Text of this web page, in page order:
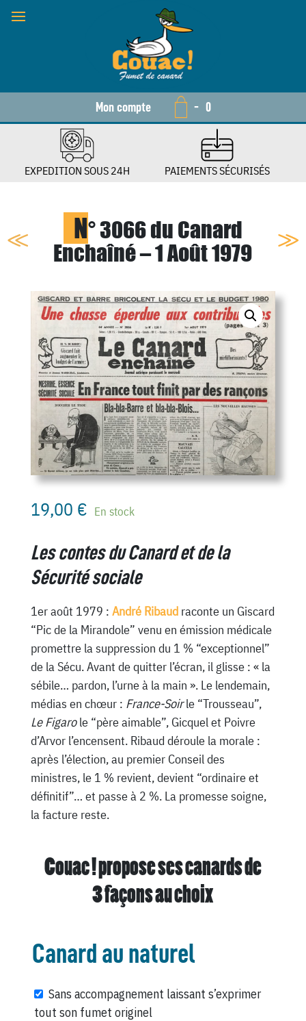
Mon compte - 0
EXPEDITION SOUS 24H PAIEMENTS SÉCURISÉS
N° 3066 du Canard
Enchaîné – 1 Août 1979
19,00 € En stock
Les contes du Canard et de la
Sécurité sociale
1er août 1979 : André Ribaudraconte un Giscard
“Pic de la Mirandole” venu en émission médicale
promettre la suppression du 1 % “exceptionnel”
de la Sécu. Avant de quitter l’écran, il glisse : « la
sébile… pardon, l’urne à la main ». Le lendemain,
médias en chœur : France-Soirle “Trousseau”,
Le Figarole “père aimable”, Gicquel et Poivre
d’Arvor l’encensent. Ribaud déroule la morale :
après l’élection, au premier Conseil des
ministres, le 1 % revient, devient “ordinaire et
définitif”… et passe à 2 %. La promesse soigne,
la facture reste.
Couac ! propose ses canards de
3 façons au choix
Canard au naturel
Sans accompagnement laissant s’exprimer
tout son fumet originel